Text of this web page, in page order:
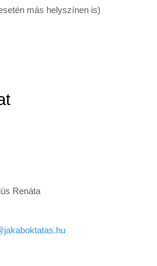
más helyszínen is)
Renáta